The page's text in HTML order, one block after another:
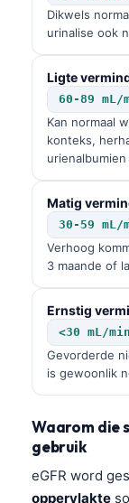
Dikwels
urinalise ook
Ligte
60-89 mL/
Kan normaal
konteks,
urienalbumien
Matig
30-59 mL/
Verhoog
3 maande of
Ernstig
<30 mL/
Gevorderde
is gewoonlik
Waarom die
gebruik
eGFR word
oppervlakte